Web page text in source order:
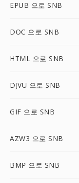
EPUB 으로 SNB
DOC 으로 SNB
HTML 으로 SNB
DJVU 으로 SNB
GIF 으로 SNB
AZW3 으로 SNB
BMP 으로 SNB